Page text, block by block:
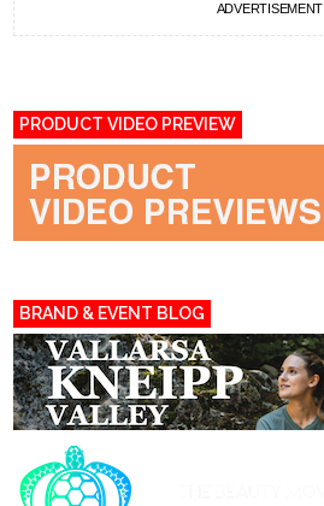
ADVERTISEMENT
PRODUCT VIDEO PREVIEW
BRAND & EVENT BLOG